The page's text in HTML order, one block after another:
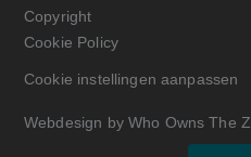
Copyright
Cookie Policy
Cookie instellingen aanpassen
Webdesign by Who Owns The